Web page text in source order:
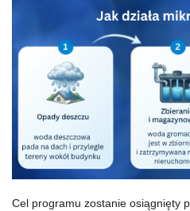
Cel programu zostanie osiągnięty